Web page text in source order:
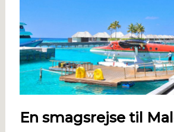
En smagsrejse til